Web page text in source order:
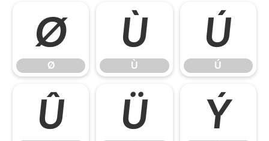
Ø
Ø
Ù
Ù
Ú
Ú
Û Ü Ý